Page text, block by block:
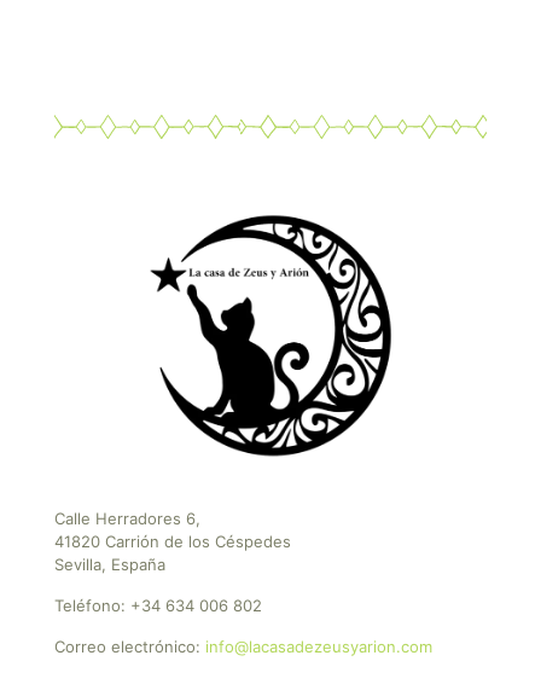
Calle Herradores 6,
41820 Carrión de los Céspedes
Sevilla, España
Teléfono: +34 634 006 802
Correo electrónico: info@lacasadezeusyarion.com